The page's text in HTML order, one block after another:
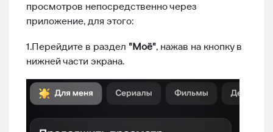
просмотров непосредственно через
приложение, для этого:
1.Перейдите в раздел "Моё", нажав на кнопку в
нижней части экрана.